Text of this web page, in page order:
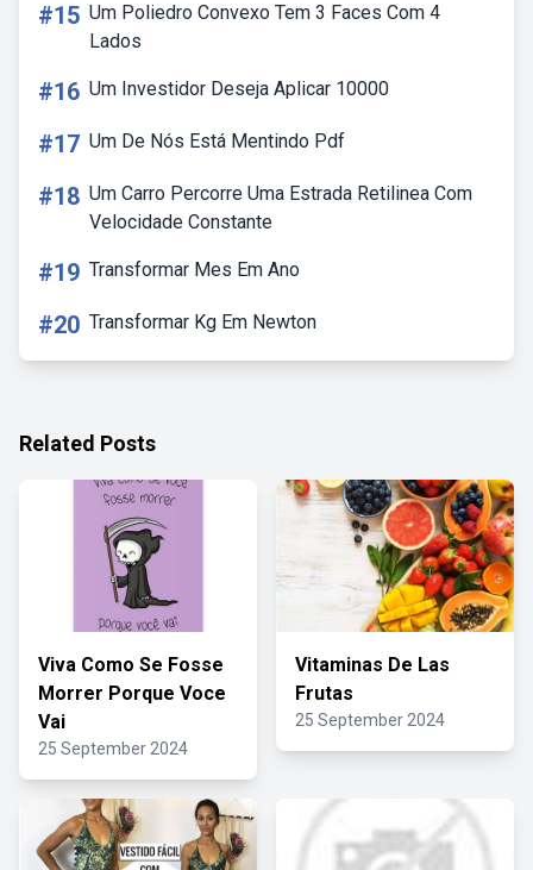
#15 Um Poliedro Convexo Tem 3 Faces Com 4
Lados
#16 Um Investidor Deseja Aplicar 10000
#17 Um De Nós Está Mentindo Pdf
#18 Um Carro Percorre Uma Estrada Retilinea Com
Velocidade Constante
#19 Transformar Mes Em Ano
#20 Transformar Kg Em Newton
Related Posts
Viva Como Se Fosse
Morrer Porque Voce
Vai
25 September 2024
Vitaminas De Las
Frutas
25 September 2024